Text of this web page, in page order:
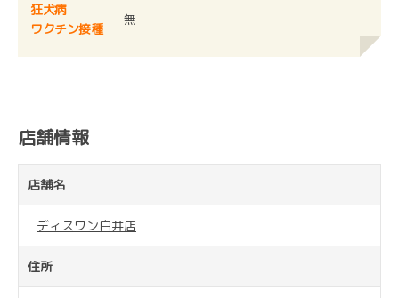
狂犬病
ワクチン接種
無
店舗情報
店舗名
ディスワン白井店
住所